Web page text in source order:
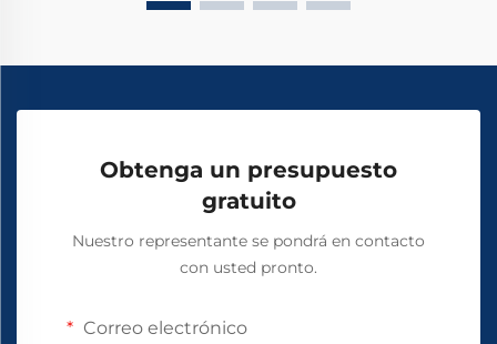
Obtenga un presupuesto
gratuito
Nuestro representante se pondrá en contacto
con usted pronto.
Correo electrónico